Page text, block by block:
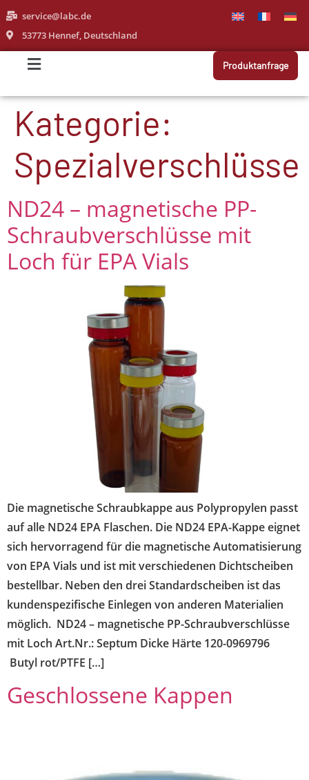
service@labc.de
53773 Hennef, Deutschland
Produktanfrage
Kategorie:
Spezialverschlüsse
ND24 – magnetische PP-
Schraubverschlüsse mit
Loch für EPA Vials
Die magnetische Schraubkappe aus Polypropylen passt
auf alle ND24 EPA Flaschen. Die ND24 EPA-Kappe eignet
sich hervorragend für die magnetische Automatisierung
von EPA Vials und ist mit verschiedenen Dichtscheiben
bestellbar. Neben den drei Standardscheiben ist das
kundenspezifische Einlegen von anderen Materialien
möglich. ND24 – magnetische PP-Schraubverschlüsse
mit Loch Art.Nr.: Septum Dicke Härte 120-0969796
Butyl rot/PTFE […]
Geschlossene Kappen